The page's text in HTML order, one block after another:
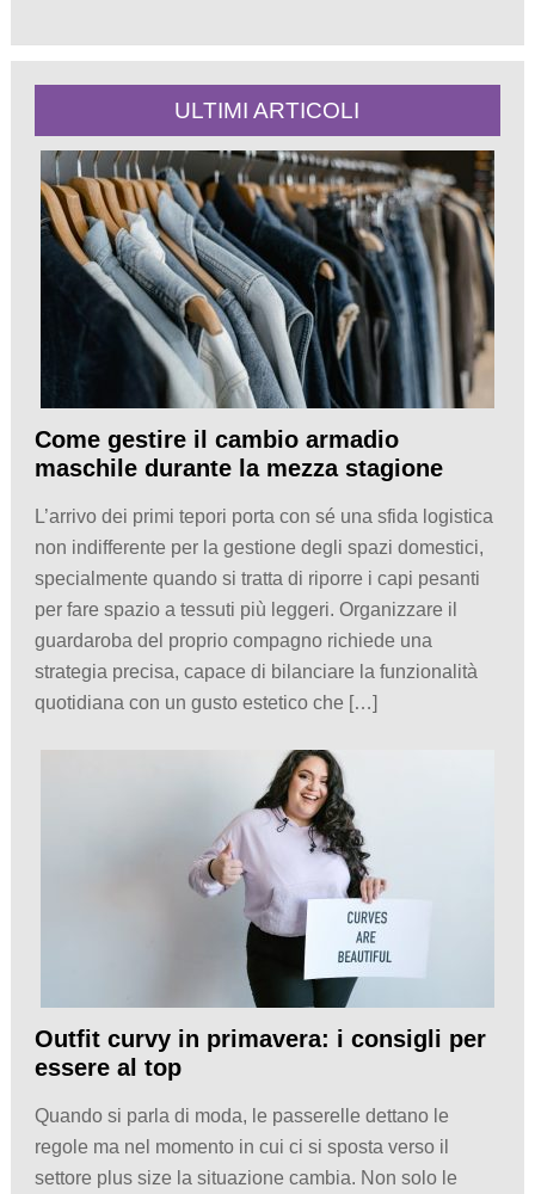
ULTIMI ARTICOLI
Come gestire il cambio armadio
maschile durante la mezza stagione
L’arrivo dei primi tepori porta con sé una sfida logistica
non indifferente per la gestione degli spazi domestici,
specialmente quando si tratta di riporre i capi pesanti
per fare spazio a tessuti più leggeri. Organizzare il
guardaroba del proprio compagno richiede una
strategia precisa, capace di bilanciare la funzionalità
quotidiana con un gusto estetico che […]
Outfit curvy in primavera: i consigli per
essere al top
Quando si parla di moda, le passerelle dettano le
regole ma nel momento in cui ci si sposta verso il
settore plus size la situazione cambia. Non solo le